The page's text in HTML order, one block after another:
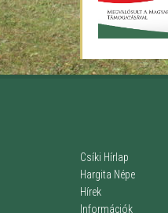
Csíki Hírlap
Hargita Népe
Hírek
Információk